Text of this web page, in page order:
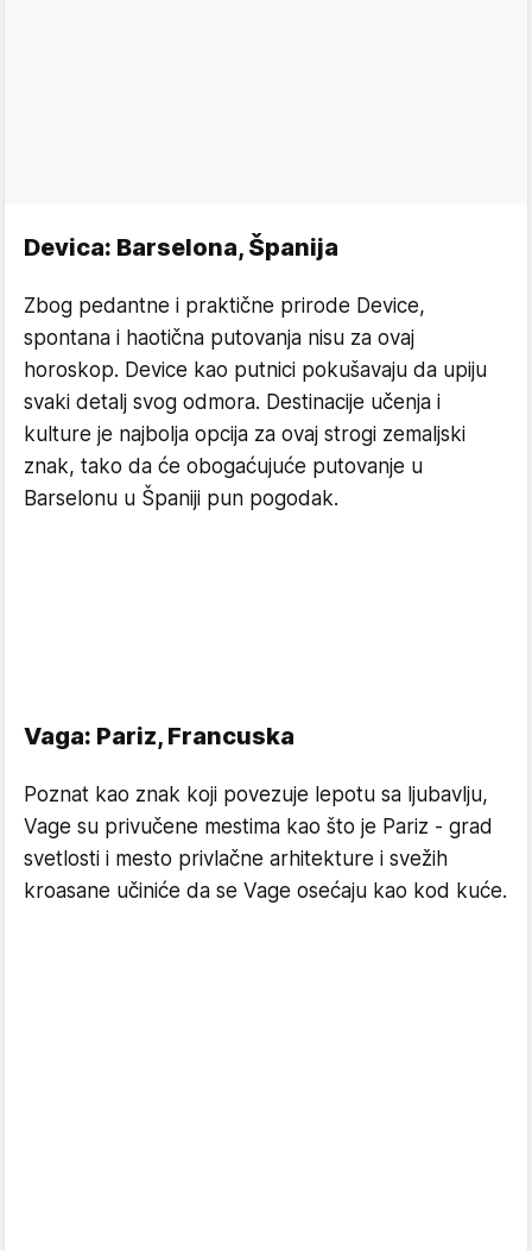
Devica: Barselona, Španija
Zbog pedantne i praktične prirode Device,
spontana i haotična putovanja nisu za ovaj
horoskop. Device kao putnici pokušavaju da upiju
svaki detalj svog odmora. Destinacije učenja i
kulture je najbolja opcija za ovaj strogi zemaljski
znak, tako da će obogaćujuće putovanje u
Barselonu u Španiji pun pogodak.
Vaga: Pariz, Francuska
Poznat kao znak koji povezuje lepotu sa ljubavlju,
Vage su privučene mestima kao što je Pariz - grad
svetlosti i mesto privlačne arhitekture i svežih
kroasane učiniće da se Vage osećaju kao kod kuće.